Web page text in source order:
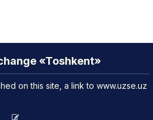
«Toshkent»
on this site, a link to www.uzse.uz